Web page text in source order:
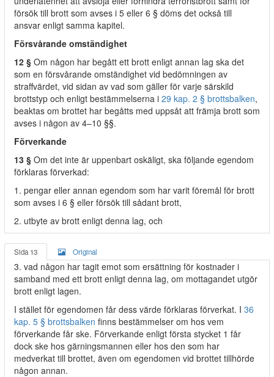
försök till brott som avses i 5 eller 6 § döms det också till
ansvar enligt samma kapitel.
Försvårande omständighet
12 § Om någon har begått ett brott enligt annan lag ska det
som en försvårande omständighet vid bedömningen av
straffvärdet, vid sidan av vad som gäller för varje särskild
brottstyp och enligt bestämmelserna i 29 kap. 2 § brottsbalken,
beaktas om brottet har begåtts med uppsåt att främja brott som
avses i någon av 4–10 §§.
Förverkande
13 § Om det inte är uppenbart oskäligt, ska följande egendom
förklaras förverkad:
1. pengar eller annan egendom som har varit föremål för brott
som avses i 6 § eller försök till sådant brott,
2. utbyte av brott enligt denna lag, och
Sida 13 Original
3. vad någon har tagit emot som ersättning för kostnader i
samband med ett brott enligt denna lag, om mottagandet utgör
brott enligt lagen.
I stället för egendomen får dess värde förklaras förverkat. I 36
kap. 5 § brottsbalken finns bestämmelser om hos vem
förverkande får ske. Förverkande enligt första stycket 1 får
dock ske hos gärningsmannen eller hos den som har
medverkat till brottet, även om egendomen vid brottet tillhörde
någon annan.